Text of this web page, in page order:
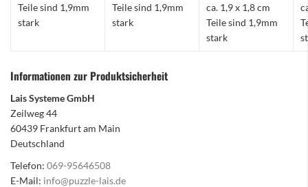
Teile sind 1,9mm
stark
Teile sind 1,9mm
stark
ca. 1,9 x 1,8 cm
Teile sind 1,9mm
stark
Informationen zur Produktsicherheit
Lais Systeme GmbH
Zeilweg 44
60439 Frankfurt am Main
Deutschland
Telefon: 069-95646508
E-Mail: info@puzzle-lais.de